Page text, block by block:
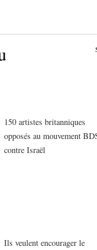
150 artistes britanniques
opposés au mouvement
contre Israël
Ils veulent encourager le